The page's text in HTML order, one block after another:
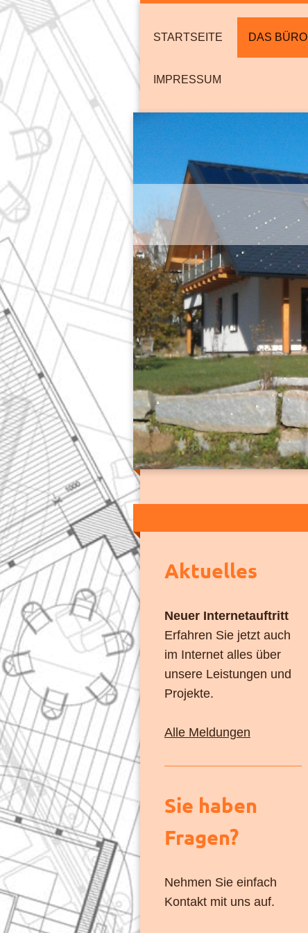
STARTSEITE DAS BÜRO
IMPRESSUM
Aktuelles
Neuer Internetauftritt
Erfahren Sie jetzt auch
im Internet alles über
unsere Leistungen und
Projekte.
Alle Meldungen
Sie haben
Fragen?
Nehmen Sie einfach
Kontakt mit uns auf.